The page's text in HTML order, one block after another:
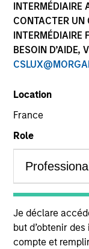
INTERMÉDIAIRE
CONTACTER UN
INTERMÉDIAIRE
BESOIN D’AIDE,
Location
France
Role
Je déclare
but d’obtenir
compte et
YEARS OF
TEAM
Morgan Stanley